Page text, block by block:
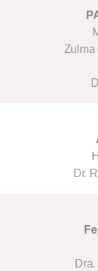
Zulma
Dr.